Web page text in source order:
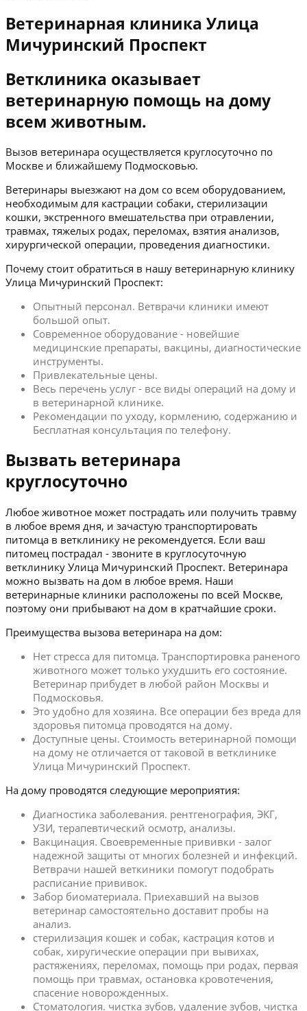
Ветеринарная клиника Улица
Мичуринский Проспект
Ветклиника оказывает
ветеринарную помощь на дому
всем животным.
Вызов ветеринара осуществляется круглосуточно по
Москве и ближайшему Подмосковью.
Ветеринары выезжают на дом со всем оборудованием,
необходимым для кастрации собаки, стерилизации
кошки, экстренного вмешательства при отравлении,
травмах, тяжелых родах, переломах, взятия анализов,
хирургической операции, проведения диагностики.
Почему стоит обратиться в нашу ветеринарную клинику
Улица Мичуринский Проспект:
Опытный персонал. Ветврачи клиники имеют
большой опыт.
Современное оборудование - новейшие
медицинские препараты, вакцины, диагностические
инструменты.
Привлекательные цены.
Весь перечень услуг - все виды операций на дому и
в ветеринарной клинике.
Рекомендации по уходу, кормлению, содержанию и
Бесплатная консультация по телефону.
Вызвать ветеринара
круглосуточно
Любое животное может пострадать или получить травму
в любое время дня, и зачастую транспортировать
питомца в ветклинику не рекомендуется. Если ваш
питомец пострадал - звоните в круглосуточную
ветклинику Улица Мичуринский Проспект. Ветеринара
можно вызвать на дом в любое время. Наши
ветеринарные клиники расположены по всей Москве,
поэтому они прибывают на дом в кратчайшие сроки.
Преимущества вызова ветеринара на дом:
Нет стресса для питомца. Транспортировка раненого
животного может только ухудшить его состояние.
Ветеринар прибудет в любой район Москвы и
Подмосковья.
Это удобно для хозяина. Все операции без вреда для
здоровья питомца проводятся на дому.
Доступные цены. Стоимость ветеринарной помощи
на дому не отличается от таковой в ветклинике
Улица Мичуринский Проспект.
На дому проводятся следующие мероприятия:
Диагностика заболевания. рентгенография, ЭКГ,
УЗИ, терапевтический осмотр, анализы.
Вакцинация. Своевременные прививки - залог
надежной защиты от многих болезней и инфекций.
Ветврачи нашей веткиники помогут подобрать
расписание прививок.
Забор биоматериала. Приехавший на вызов
ветеринар самостоятельно доставит пробы на
анализ.
стерилизация кошек и собак, кастрация котов и
собак, хиругические операции при вывихах,
растяжениях, переломах, помощь при родах, первая
помощь при травмах, остановка кровотечения,
спасение новорожденных.
Стоматология. чистка зубов, удаление зубов, чистка